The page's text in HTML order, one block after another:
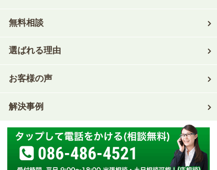
無料相談
選ばれる理由
お客様の声
解決事例
086-486-4521